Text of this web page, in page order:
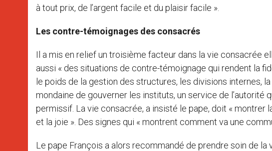
à tout prix, de l’argent facile et du plaisir facile ».
Les contre-témoignages des consacrés
Il a mis en relief un troisième facteur dans la vie consacrée
aussi « des situations de contre-témoignage qui rendent la
le poids de la gestion des structures, les divisions internes,
mondaine de gouverner les instituts, un service de l’autorité
permissif. La vie consacrée, a insisté le pape, doit « montrer
et la joie ». Des signes qui « montrent comment va une
Le pape François a alors recommandé de prendre soin de